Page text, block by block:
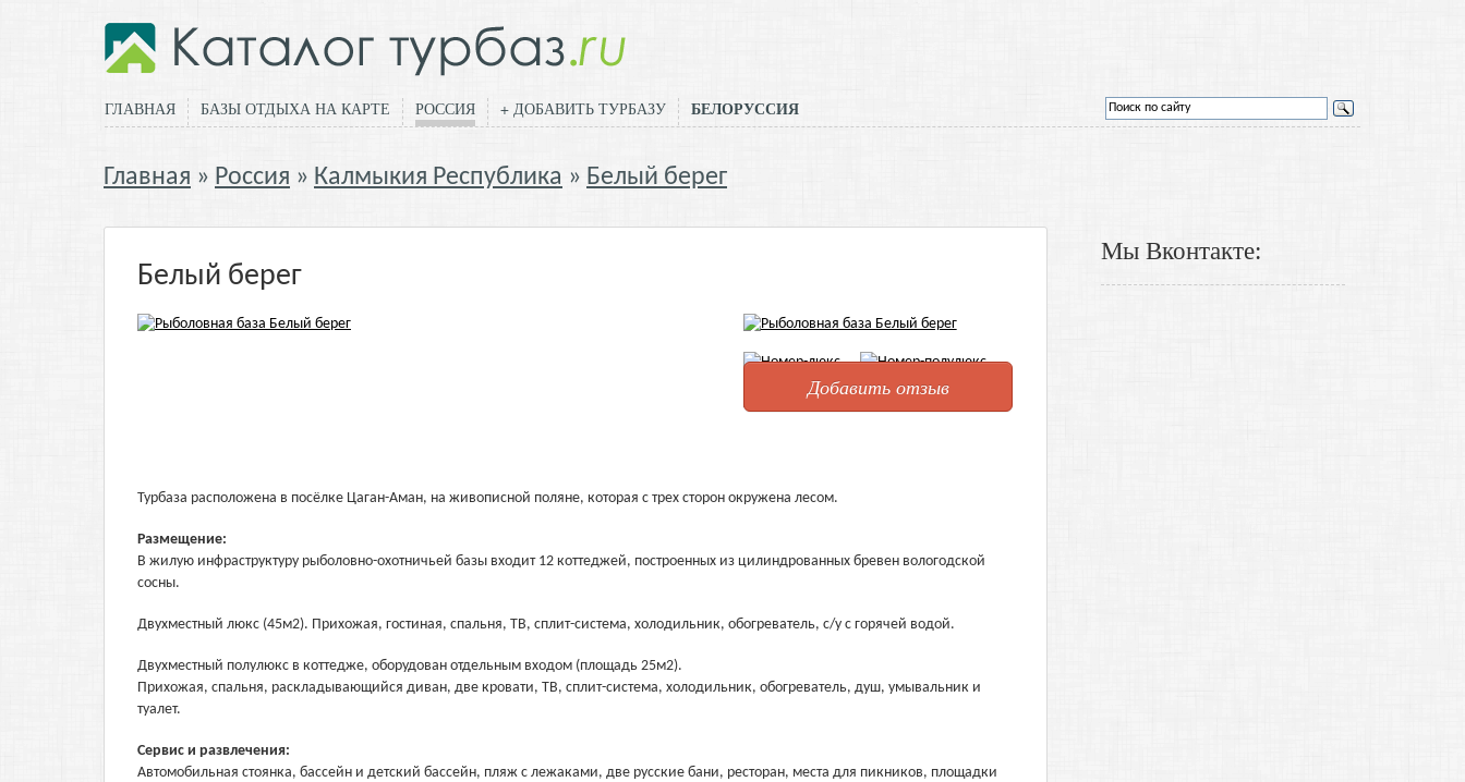
ГЛАВНАЯ БАЗЫ ОТДЫХА НА КАРТЕ РОССИЯ + ДОБАВИТЬ ТУРБАЗУ БЕЛОРУССИЯ
Главная Россия Калмыкия Республика Белый берег
Белый берег
Добавить отзыв
Турбаза расположена в посёлке Цаган-Аман, на живописной поляне, которая с трех сторон окружена лесом.
Размещение:
В жилую инфраструктуру рыболовно-охотничьей базы входит 12 коттеджей, построенных из цилиндрованных бревен вологодской
сосны.
Двухместный люкс (45м2). Прихожая, гостиная, спальня, ТВ, сплит-система, холодильник, обогреватель, с/у с горячей водой.
Двухместный полулюкс в коттедже, оборудован отдельным входом (площадь 25м2).
Прихожая, спальня, раскладывающийся диван, две кровати, ТВ, сплит-система, холодильник, обогреватель, душ, умывальник и
туалет.
Сервис и развлечения:
Автомобильная стоянка, бассейн и детский бассейн, пляж с лежаками, две русские бани, ресторан, места для пикников, площадки
Мы Вконтакте: